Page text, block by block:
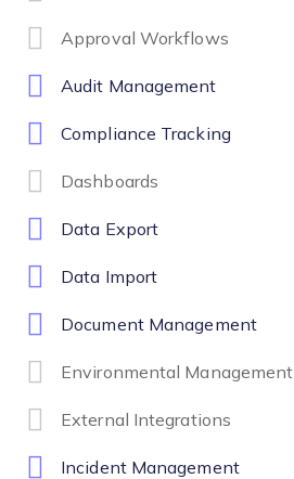
Approval Workflows
Audit Management
Compliance Tracking
Dashboards
Data Export
Data Import
Document Management
Environmental Management
External Integrations
Incident Management